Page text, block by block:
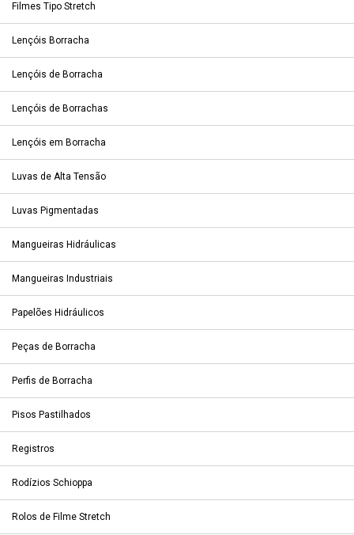
Filmes Tipo Stretch
Lençóis Borracha
Lençóis de Borracha
Lençóis de Borrachas
Lençóis em Borracha
Luvas de Alta Tensão
Luvas Pigmentadas
Mangueiras Hidráulicas
Mangueiras Industriais
Papelões Hidráulicos
Peças de Borracha
Perfis de Borracha
Pisos Pastilhados
Registros
Rodízios Schioppa
Rolos de Filme Stretch